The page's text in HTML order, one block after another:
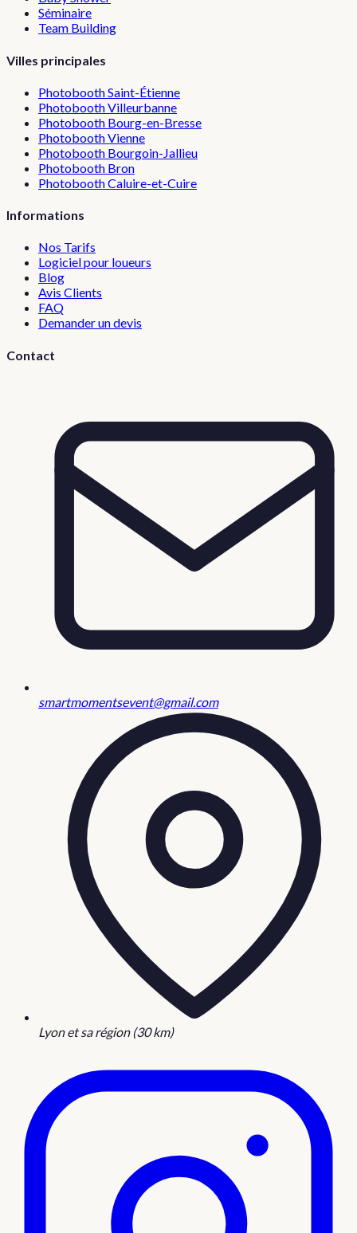
Séminaire
Team Building
Villes principales
PhotoboothSaint-Étienne
PhotoboothVilleurbanne
Photobooth Bourg-en-Bresse
PhotoboothVienne
Photobooth Bourgoin-Jallieu
Photobooth Bron
PhotoboothCaluire-et-Cuire
Informations
Nos Tarifs
Logiciel pour loueurs
Blog
Avis Clients
FAQ
Demander un devis
Contact
smartmomentsevent@gmail.com
Lyon et sa région (30 km)